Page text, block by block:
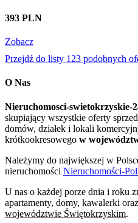
393 PLN
Zobacz
Przejdź do listy 123 podobnych
O Nas
Nieruchomosci-swietokrzyskie-
skupiający wszystkie oferty
domów, działek i lokali
krótkookresowego w
Należymy do największej w
nieruchomości Nieruchomości-
U nas o każdej porze dnia i roku
apartamenty, domy, kawalerki
województwie Świętokrzyskim.